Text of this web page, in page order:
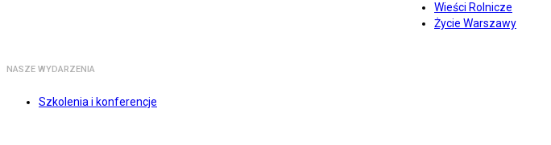
Wieści Rolnicze
Życie Warszawy
NASZE WYDARZENIA
Szkolenia i konferencje